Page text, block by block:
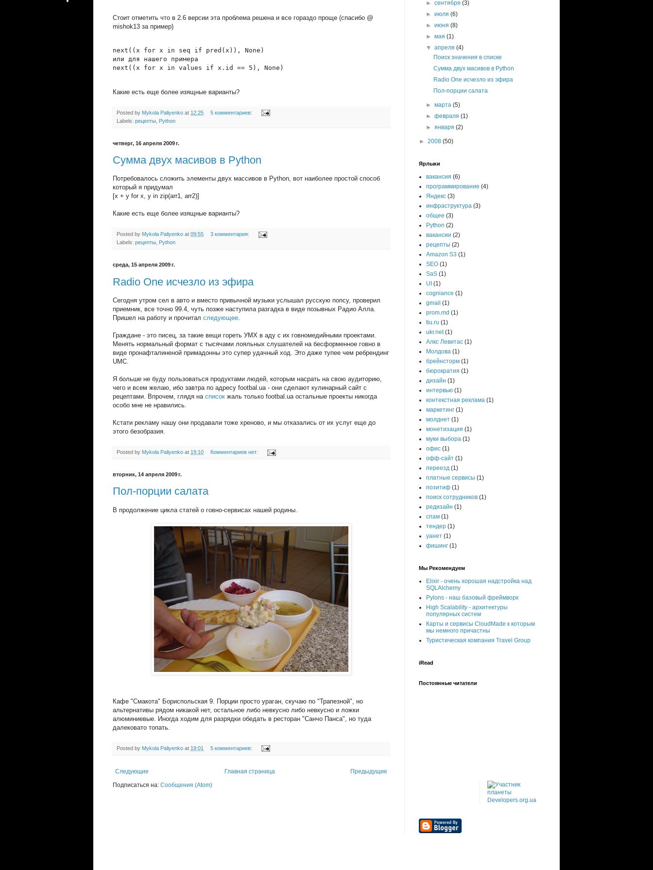
Стоит отметить что в 2.6 версии эта проблема решена и все гораздо проще (спасибо @
mishok13 за пример)
next((x for x in seq if pred(x)), None)
или для нашего примера
next((x for x in values if x.id == 5), None)
Какие есть еще более изящные варианты?
Posted by Mykola Paliyenko at 12:25
5 комментариев:
Labels: рецепты Python
четверг, 16 апреля 2009 г.
Сумма двух масивов в Python
Потребовалось сложить элементы двух массивов в Python, вот наиболее простой способ
который я придумал
[x + y for x, y in zip(arr1, arr2)]
Какие есть еще более изящные варианты?
Posted by Mykola Paliyenko at 09:55
3 комментария:
Labels: рецепты Python
среда, 15 апреля 2009 г.
Radio One исчезло из эфира
Сегодня утром сел в авто и вместо привычной музыки услышал русскую попсу, проверил
приемник, все точно 99.4, чуть позже наступила разгадка в виде позывных Радио Алла.
Пришел на работу и прочитал следующее
Граждане - это писец, за такие вещи гореть УМХ в аду с их говномедийными проектами.
Менять нормальный формат с тысячами лояльных слушателей на бесформенное говно в
виде пронафталиненой примадонны это супер удачный ход. Это даже тупее чем ребрендинг
UMC.
Я больше не буду пользоваться продуктами людей, которым насрать на свою аудиторию,
чего и всем желаю, ибо завтра по адресу footbal.ua - они сделают кулинарный сайт с
рецептами. Впрочем, глядя на список жаль только footbal.ua остальные проекты никогда
особо мне не нравились.
Кстати рекламу нашу они продавали тоже хреново, и мы отказались от их услуг еще до
этого безобразия.
Posted by Mykola Paliyenko at 19:10 Комментариев нет:
вторник, 14 апреля 2009 г.
Пол-порции салата
В продолжение цикла статей о говно-сервисах нашей родины.
Кафе "Смакота" Бориспольская 9. Порции просто ураган, скучаю по "Трапезной", но
альтернативы рядом никакой нет, остальное либо невкусно либо невкусно и ложки
алюминиевые. Иногда ходим для разрядки обедать в ресторан "Санчо Панса", но туда
далековато топать.
Posted by Mykola Paliyenko at 19:01 5 комментариев:
Следующие Предыдущие
Главная страница
Подписаться на: Сообщения (Atom)
►сентября(3)
►июля(6)
►июня(8)
►мая(1)
▼апреля(4)
Поиск значения в списке
Сумма двух масивов в Python
Radio One исчезло из эфира
Пол-порции салата
►марта(5)
►февраля(1)
►января(2)
► 2008 (50)
Ярлыки
вакансия (6)
программирование (4)
Яндекс (3)
инфраструктура (3)
общее (3)
Python (2)
вакансии (2)
рецепты (2)
Amazon S3 (1)
SEO (1)
SaS (1)
UI (1)
cogniance (1)
gmail (1)
prom.md (1)
tiu.ru (1)
ukr.net (1)
Алкс Левитас (1)
Молдова (1)
брейнсторм (1)
бюрократия (1)
дизайн (1)
интервью (1)
контекстная реклама (1)
маркетинг (1)
молднет (1)
монетизация (1)
муки выбора (1)
офис (1)
офф-сайт (1)
переезд (1)
платные сервисы (1)
позитиф (1)
поиск сотрудников (1)
редизайн (1)
спам (1)
тендер (1)
уанет (1)
фишинг (1)
Мы Рекомендуем
Elixir - очень хорошая надстройка над
SQLAlchemy
Pylons - наш базовый фреймворк
High Scalability - архитектуры
популярных систем
Карты и сервисы CloudMade к которым
мы немного причастны
Туристическая компания Travel Group
iRead
Постоянные читатели